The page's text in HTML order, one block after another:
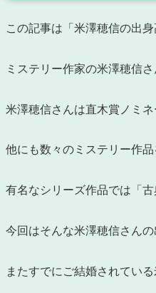
この記事は「米澤穂信の出
ミステリー作家の米澤穂信
米澤穂信さんは直木賞ノミ
他にも数々のミステリー作
有名なシリーズ作品では「
今回はそんな米澤穂信さん
またすでにご結婚されてい